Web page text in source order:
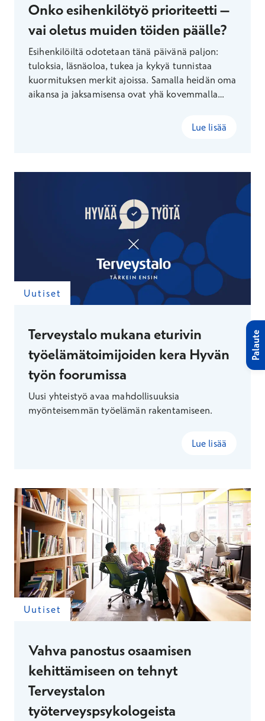
Onko esihenkilötyö prioriteetti –
vai oletus muiden töiden päälle?
Esihenkilöiltä odotetaan tänä päivänä paljon:
tuloksia, läsnäoloa, tukea ja kykyä tunnistaa
kuormituksen merkit ajoissa. Samalla heidän oma
aikansa ja jaksamisensa ovat yhä kovemmalla
organisaatiopsykologit Kaisa Poutanen ja Eveliina
Lue lisää
Uutiset
Terveystalo mukana eturivin
työelämätoimijoiden kera Hyvän
työn foorumissa
Uusi yhteistyö avaa mahdollisuuksia
myönteisemmän työelämän rakentamiseen.
Lue lisää
Uutiset
Vahva panostus osaamisen
kehittämiseen on tehnyt
Terveystalon
työterveyspsykologeista
Palaute